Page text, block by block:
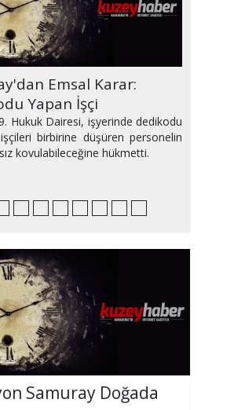
Ayı Avrupa'yı Sıcaktan
Emsal Karar:
Yapan İşçi
Hukuk Dairesi, işyerinde dedikodu
birbirine düşüren personelin
kovulabileceğine hükmetti.
Sinemalarda Yeni
Var
Zirvede Hangi
Var?
Haftanın Etkinlikleri
Makbule Kimdir ve
Hoca Büyü Bozar mı?
geriledik!
sosyal medyada
ton atık
Gibi Gösterecek
Önerileri
Samuray Doğada